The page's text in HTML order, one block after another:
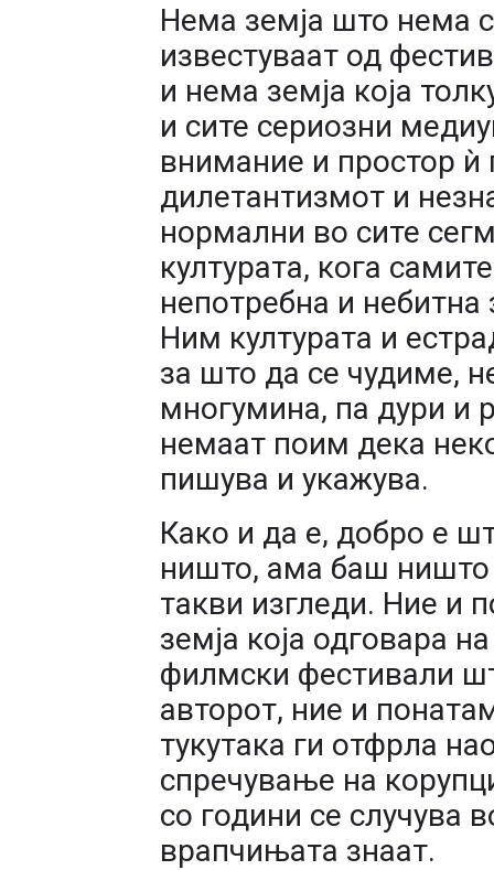
Нема земја што нема
известуваат од
и нема земја која
и сите сериозни
внимание и простор ѝ
дилетантизмот и
нормални во сите
културата, кога
непотребна и небитна
Ним културата и
за што да се чудиме,
многумина, па дури и
немаат поим дека
пишува и укажува.
Како и да е, добро е
ништо, ама баш
такви изгледи. Ние и
земја која одговара
филмски фестивали
авторот, ние и
тукутака ги отфрла
спречување на
со години се случува
врапчињата знаат.